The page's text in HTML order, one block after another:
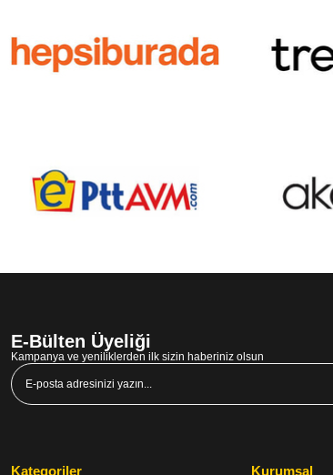
E-Bülten Üyeliği
Kampanya ve yeniliklerden ilk sizin haberiniz olsun
Kategoriler Kurumsal